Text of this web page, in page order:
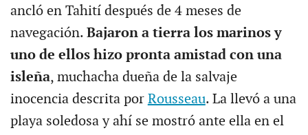
ancló en Tahití después de 4 meses de
navegación. Bajaron a tierra los marinos y
uno de ellos hizo pronta amistad con una
isleña, muchacha dueña de la salvaje
inocencia descrita por Rousseau. La llevó a una
playa soledosa y ahí se mostró ante ella en el